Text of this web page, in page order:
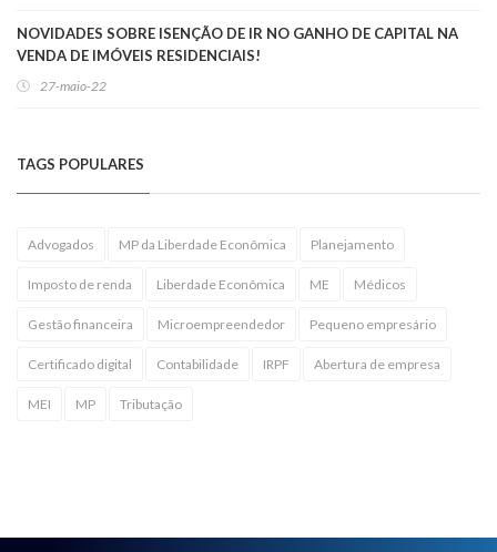
NOVIDADES SOBRE ISENÇÃO DE IR NO GANHO DE CAPITAL NA
VENDA DE IMÓVEIS RESIDENCIAIS!
27-maio-22
TAGS POPULARES
Advogados MP da Liberdade Econômica Planejamento
Imposto de renda Liberdade Econômica ME Médicos
Gestão financeira Microempreendedor Pequeno empresário
Certificado digital Contabilidade IRPF Abertura de empresa
MEI MP Tributação